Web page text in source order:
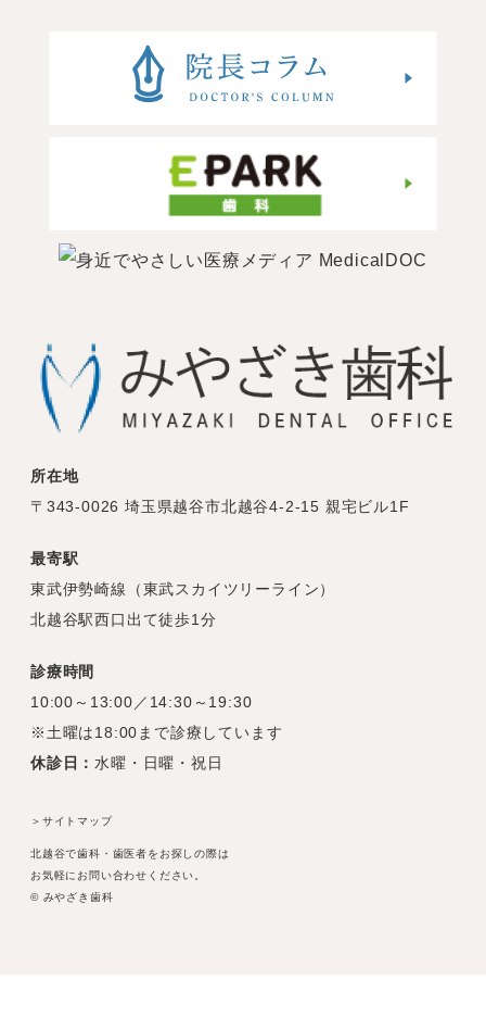
所在地
〒343-0026 埼玉県越谷市北越谷4-2-15 親宅ビル1F
最寄駅
東武伊勢崎線（東武スカイツリーライン）
北越谷駅西口出て徒歩1分
診療時間
10:00～13:00／14:30～19:30
※土曜は18:00まで診療しています
休診日：水曜・日曜・祝日
＞サイトマップ
北越谷で歯科・歯医者をお探しの際は
お気軽にお問い合わせください。
© みやざき歯科